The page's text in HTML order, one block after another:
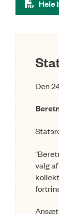
Hele
Den
valg